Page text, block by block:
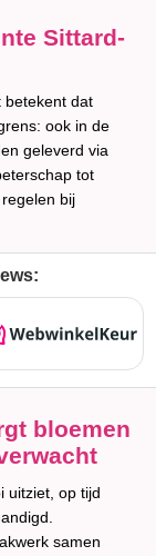
Sittard-
betekent dat
ook in de
geleverd via
tot
bij
bloemen
uitziet, op tijd
samen